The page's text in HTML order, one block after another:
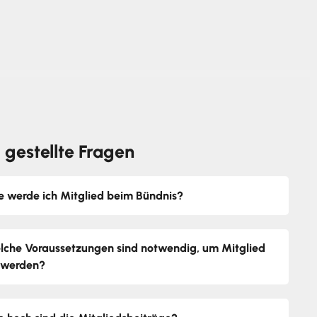
Fragen
werde ich Mitglied beim Bündnis?
Voraussetzungen sind notwendig, um Mitglied